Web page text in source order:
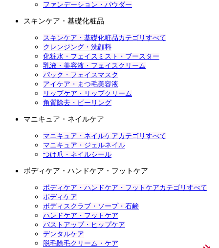
ファンデーション・パウダー
スキンケア・基礎化粧品
スキンケア・基礎化粧品カテゴリすべて
クレンジング・洗顔料
化粧水・フェイスミスト・ブースター
乳液・美容液・フェイスクリーム
パック・フェイスマスク
アイケア・まつ毛美容液
リップケア・リップクリーム
角質除去・ピーリング
マニキュア・ネイルケア
マニキュア・ネイルケアカテゴリすべて
マニキュア・ジェルネイル
つけ爪・ネイルシール
ボディケア・ハンドケア・フットケア
ボディケア・ハンドケア・フットケアカテゴリすべて
ボディケア
ボディスクラブ・ソープ・石鹸
ハンドケア・フットケア
バストアップ・ヒップケア
デンタルケア
脱毛除毛クリーム・ケア